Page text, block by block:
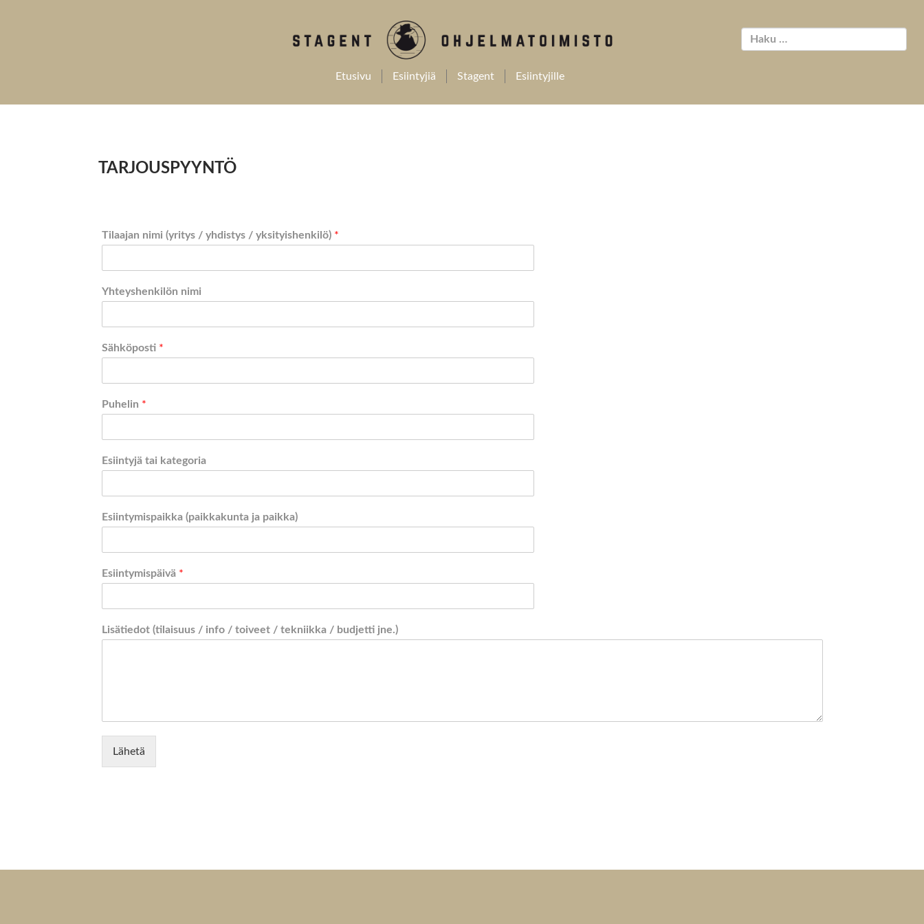
Etusivu Esiintyjiä Stagent Esiintyjille
TARJOUSPYYNTÖ
Tilaajan nimi (yritys / yhdistys / yksityishenkilö) *
Yhteyshenkilön nimi
Sähköposti *
Puhelin *
Esiintyjä tai kategoria
Esiintymispaikka (paikkakunta ja paikka)
Esiintymispäivä *
Lisätiedot (tilaisuus / info / toiveet / tekniikka / budjetti jne.)
Lähetä